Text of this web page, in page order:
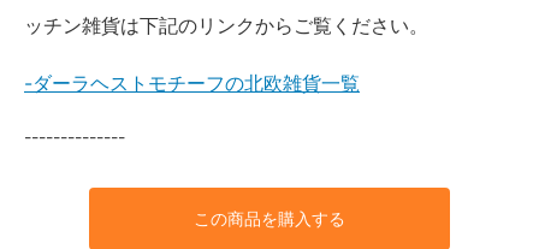
ッチン雑貨は下記のリンクからご覧ください。
-ダーラヘストモチーフの北欧雑貨一覧
--------------
この商品を購入する